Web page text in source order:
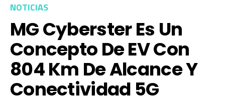
NOTICIAS
MG Cyberster Es Un
Concepto De EV Con
804 Km De Alcance Y
Conectividad 5G